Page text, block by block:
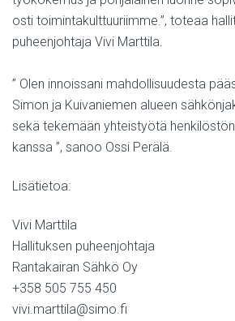
osti toimintakulttuuriimme.”, toteaa
puheenjohtaja Vivi Marttila.
” Olen innoissani mahdollisuudesta
Simon ja Kuivaniemen alueen
sekä tekemään yhteistyötä
kanssa ”, sanoo Ossi Perälä.
Lisätietoa:
Vivi Marttila
Hallituksen puheenjohtaja
Rantakairan Sähkö Oy
+358 505 755 450
vivi.marttila@simo.fi